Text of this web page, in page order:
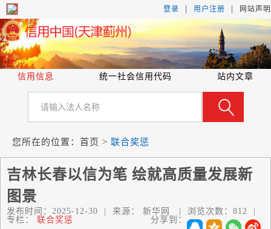
登录 用户注册 网站声明
信用信息 统一社会信用代码 站内文章
您所在的位置： 首页 > 联合奖惩
吉林长春以信为笔 绘就高质量发展新
图景
发布时间： 2025-12-30 来源： 新华网 浏览次数： 812
专栏：
联合奖惩 分享到：